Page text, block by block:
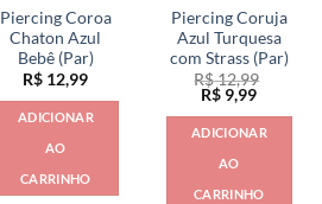
Piercing Coroa
Chaton Azul
Bebê (Par)
R$ 12,99
ADICIONAR
AO
CARRINHO
Piercing Coruja
Azul Turquesa
com Strass (Par)
R$12,99
O
preço
original
era:
R$ 12,99.
R$ 9,99O
atual
é:
ADICIONAR
AO
CARRINHO